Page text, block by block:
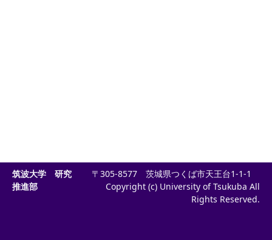
筑波大学 研究
推進部
〒305-8577 茨城県つくば市天王台1-1-1
Copyright (c) University of Tsukuba All
Rights Reserved.